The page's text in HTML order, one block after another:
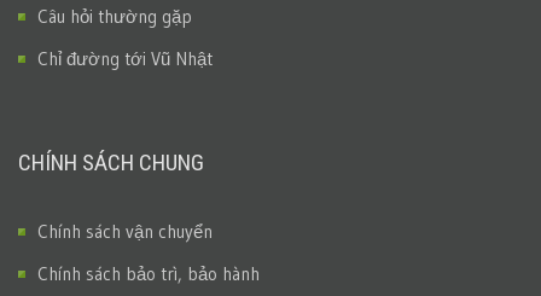
Câu hỏi thường gặp
Chỉ đường tới Vũ Nhật
CHÍNH SÁCH CHUNG
Chính sách vận chuyển
Chính sách bảo trì, bảo hành